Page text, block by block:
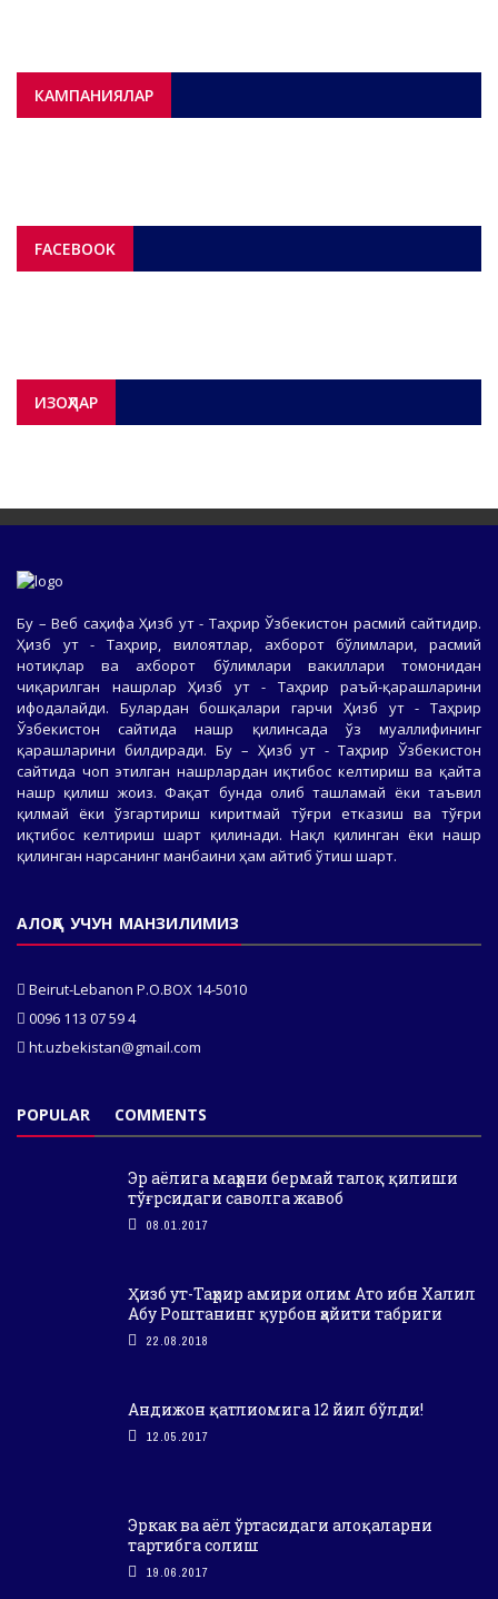
КАМПАНИЯЛАР
FACEBOOK
ИЗОҲЛАР
Бу – Веб саҳифа Ҳизб ут - Таҳрир Ўзбекистон расмий сайтидир.
Ҳизб ут - Таҳрир, вилоятлар, ахборот бўлимлари, расмий
нотиқлар ва ахборот бўлимлари вакиллари томонидан
чиқарилган нашрлар Ҳизб ут - Таҳрир раъй-қарашларини
ифодалайди. Булардан бошқалари гарчи Ҳизб ут - Таҳрир
Ўзбекистон сайтида нашр қилинсада ўз муаллифининг
қарашларини билдиради. Бу – Ҳизб ут - Таҳрир Ўзбекистон
сайтида чоп этилган нашрлардан иқтибос келтириш ва қайта
нашр қилиш жоиз. Фақат бунда олиб ташламай ёки таъвил
қилмай ёки ўзгартириш киритмай тўғри етказиш ва тўғри
иқтибос келтириш шарт қилинади. Нақл қилинган ёки нашр
қилинган нарсанинг манбаини ҳам айтиб ўтиш шарт.
АЛОҚА УЧУН МАНЗИЛИМИЗ
Beirut-Lebanon P.O.BOX 14-5010
0096 113 07 59 4
ht.uzbekistan@gmail.com
POPULAR COMMENTS
Эр аёлига маҳрни бермай талоқ қилиши
тўғрсидаги саволга жавоб
08.01.2017
Ҳизб ут-Таҳрир амири олим Ато ибн Халил
Абу Роштанинг қурбон ҳайити табриги
22.08.2018
Андижон қатлиомига 12 йил бўлди!
12.05.2017
Эркак ва аёл ўртасидаги алоқаларни
тартибга солиш
19.06.2017